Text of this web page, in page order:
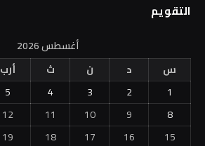
التقويم
أغسطس 2026
س
د ن ث أرب
1
2
3
4
5
8
9
10
11
12
15
16
17
18
19